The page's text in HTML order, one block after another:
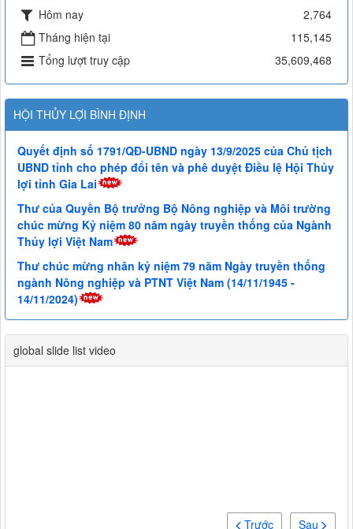
Hôm nay
2,764
Tháng hiện tại
115,145
Tổng lượt truy cập
35,609,468
HỘI THỦY LỢI BÌNH ĐỊNH
Quyết định số 1791/QĐ-UBND ngày 13/9/2025 của Chủ tịch
UBND tỉnh cho phép đổi tên và phê duyệt Điều lệ Hội Thủy
lợi tỉnh Gia Lai
Thư của Quyền Bộ trưởng Bộ Nông nghiệp và Môi trường
chúc mừng Kỷ niệm 80 năm ngày truyền thống của Ngành
Thủy lợi Việt Nam
Thư chúc mừng nhân kỷ niệm 79 năm Ngày truyền thống
ngành Nông nghiệp và PTNT Việt Nam (14/11/1945 -
14/11/2024)
global slide list video
Sau
Trước